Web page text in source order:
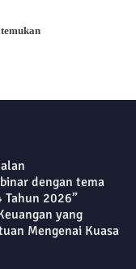
dengan tema
Tahun 2026”
yang
Mengenai Kuasa